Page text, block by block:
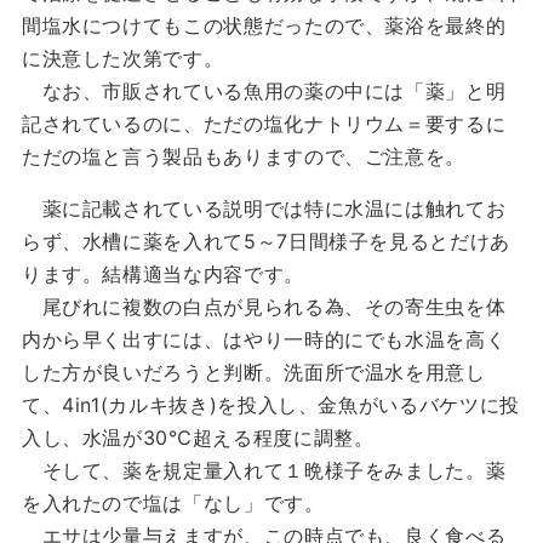
間塩水につけてもこの状態だったので、薬浴を最終的
に決意した次第です。
なお、市販されている魚用の薬の中には「薬」と明
記されているのに、ただの塩化ナトリウム＝要するに
ただの塩と言う製品もありますので、ご注意を。
薬に記載されている説明では特に水温には触れてお
らず、水槽に薬を入れて5～7日間様子を見るとだけあ
ります。結構適当な内容です。
尾びれに複数の白点が見られる為、その寄生虫を体
内から早く出すには、はやり一時的にでも水温を高く
した方が良いだろうと判断。洗面所で温水を用意し
て、4in1(カルキ抜き)を投入し、金魚がいるバケツに投
入し、水温が30℃超える程度に調整。
そして、薬を規定量入れて１晩様子をみました。薬
を入れたので塩は「なし」です。
エサは少量与えますが、この時点でも、良く食べる